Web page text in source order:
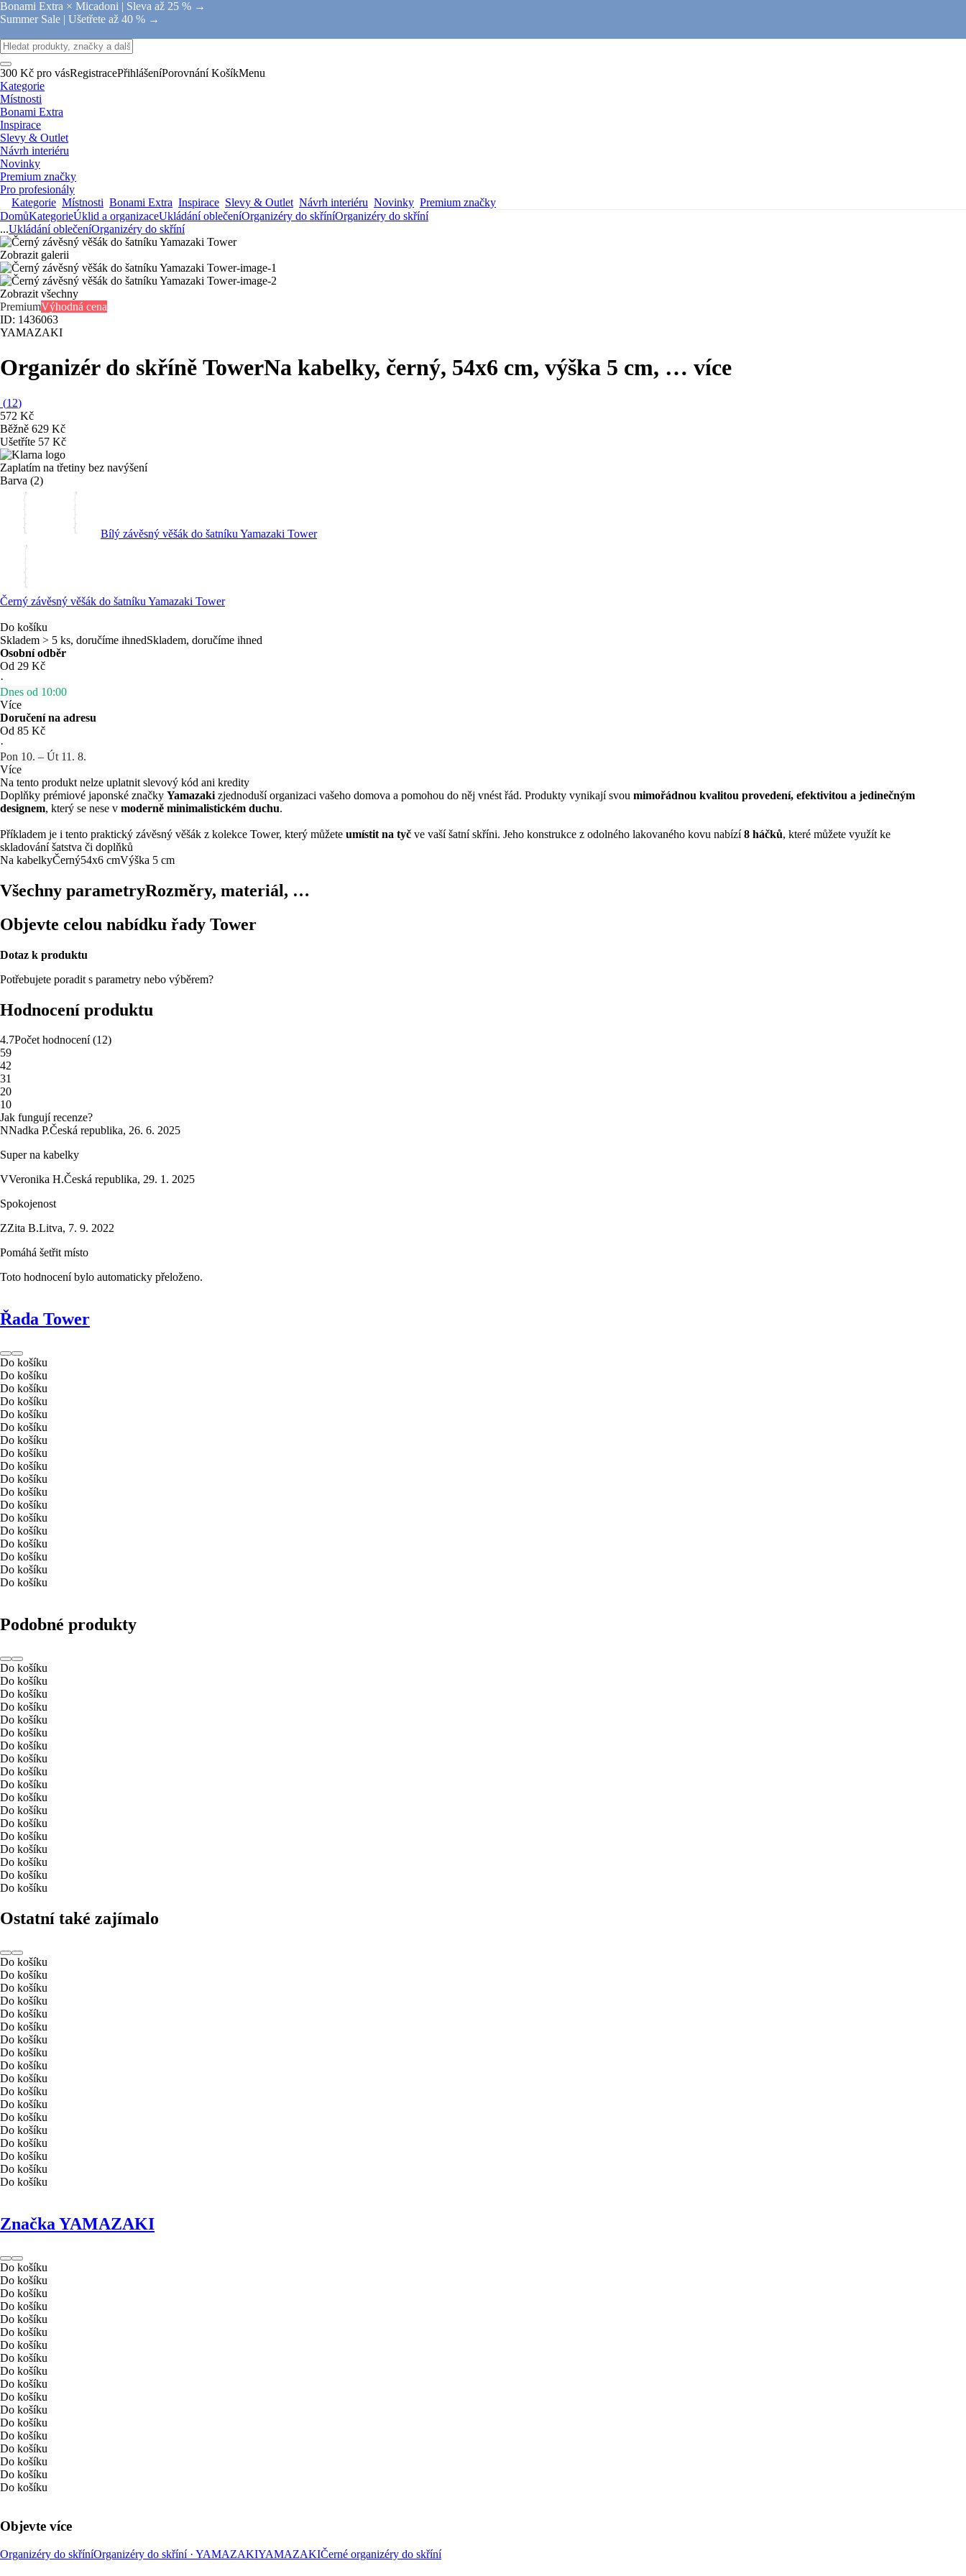
Bonami Extra × Micadoni | Sleva až 25 % →
Summer Sale | Ušetřete až 40 % →
300 Kč pro vásRegistracePřihlášeníPorovnání KošíkMenu
Kategorie
Místnosti
Bonami Extra
Inspirace
Slevy & Outlet
Návrh interiéru
Novinky
Premium značky
Pro profesionály
Kategorie Místnosti Bonami Extra Inspirace Slevy & Outlet Návrh interiéru Novinky Premium značky
DomůKategorieÚklid a organizaceUkládání oblečeníOrganizéry do skříníOrganizéry do skříní
...Ukládání oblečeníOrganizéry do skříní
Zobrazit galerii
Zobrazit všechny
PremiumVýhodná cena
ID: 1436063
YAMAZAKI
Organizér do skříně TowerNa kabelky, černý, 54x6 cm, výška 5 cm, … více
(12)
572 Kč
Běžně 629 Kč
Ušetříte 57 Kč
Zaplatím na třetiny bez navýšení
Barva (2)
Bílý závěsný věšák do šatníku Yamazaki Tower
Černý závěsný věšák do šatníku Yamazaki Tower
Do košíku
Skladem > 5 ks, doručíme ihnedSkladem, doručíme ihned
Osobní odběr
Od 29 Kč
·
Dnes od 10:00
Více
Doručení na adresu
Od 85 Kč
·
Pon 10. – Út 11. 8.
Více
Na tento produkt nelze uplatnit slevový kód ani kredity
Doplňky prémiové japonské značky Yamazaki zjednoduší organizaci vašeho domova a pomohou do něj vnést řád. Produkty vynikají svou mimořádnou kvalitou provedení, efektivitou a jedinečným
designem, který se nese v moderně minimalistickém duchu.
Příkladem je i tento praktický závěsný věšák z kolekce Tower, který můžete umístit na tyč ve vaší šatní skříni. Jeho konstrukce z odolného lakovaného kovu nabízí8 háčků, které můžete využít ke
skladování šatstva či doplňků
Na kabelkyČerný54x6 cmVýška 5 cm
Všechny parametryRozměry, materiál, …
Objevte celou nabídku řady Tower
Dotaz k produktu
Potřebujete poradit s parametry nebo výběrem?
Hodnocení produktu
4.7Počet hodnocení(12)
59
42
31
20
10
Jak fungují recenze?
NNadka P.Česká republika, 26. 6. 2025
Super na kabelky
VVeronika H.Česká republika, 29. 1. 2025
Spokojenost
ZZita B.Litva, 7. 9. 2022
Pomáhá šetřit místo
Toto hodnocení bylo automaticky přeloženo.
Řada Tower
Do košíku
Do košíku
Do košíku
Do košíku
Do košíku
Do košíku
Do košíku
Do košíku
Do košíku
Do košíku
Do košíku
Do košíku
Do košíku
Do košíku
Do košíku
Do košíku
Do košíku
Do košíku
Podobné produkty
Do košíku
Do košíku
Do košíku
Do košíku
Do košíku
Do košíku
Do košíku
Do košíku
Do košíku
Do košíku
Do košíku
Do košíku
Do košíku
Do košíku
Do košíku
Do košíku
Do košíku
Do košíku
Ostatní také zajímalo
Do košíku
Do košíku
Do košíku
Do košíku
Do košíku
Do košíku
Do košíku
Do košíku
Do košíku
Do košíku
Do košíku
Do košíku
Do košíku
Do košíku
Do košíku
Do košíku
Do košíku
Do košíku
Značka YAMAZAKI
Do košíku
Do košíku
Do košíku
Do košíku
Do košíku
Do košíku
Do košíku
Do košíku
Do košíku
Do košíku
Do košíku
Do košíku
Do košíku
Do košíku
Do košíku
Do košíku
Do košíku
Do košíku
Objevte více
Organizéry do skříníOrganizéry do skříní · YAMAZAKIYAMAZAKIČerné organizéry do skříní